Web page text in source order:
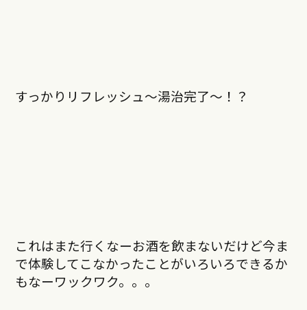
すっかりリフレッシュ〜湯治完了〜！？
これはまた行くなーお酒を飲まないだけど今ま
で体験してこなかったことがいろいろできるか
もなーワックワク。。。